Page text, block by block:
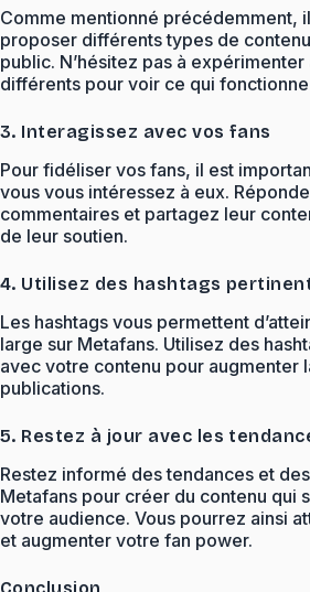
Comme mentionné précédemment,
proposer différents types de
public. N’hésitez pas à
différents pour voir ce qui
3. Interagissez avec vos fans
Pour fidéliser vos fans, il est
vous vous intéressez à eux.
commentaires et partagez leur
de leur soutien.
4. Utilisez des hashtags
Les hashtags vous permettent
large sur Metafans. Utilisez des
avec votre contenu pour augmenter
publications.
5. Restez à jour avec les
Restez informé des tendances et
Metafans pour créer du contenu qui
votre audience. Vous pourrez ainsi
et augmenter votre fan power.